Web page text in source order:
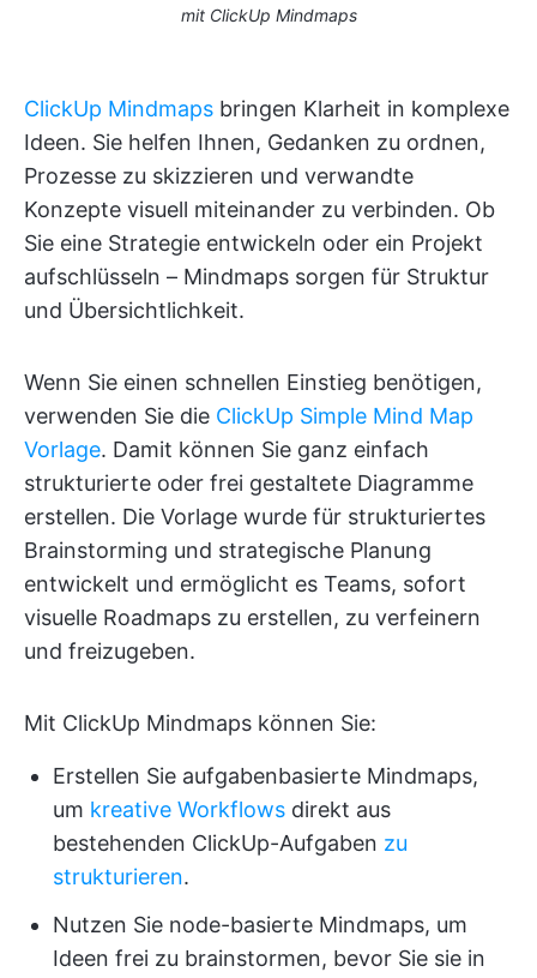
mit ClickUp Mindmaps
ClickUp Mindmaps bringen Klarheit in komplexe
Ideen. Sie helfen Ihnen, Gedanken zu ordnen,
Prozesse zu skizzieren und verwandte
Konzepte visuell miteinander zu verbinden. Ob
Sie eine Strategie entwickeln oder ein Projekt
aufschlüsseln – Mindmaps sorgen für Struktur
und Übersichtlichkeit.
Wenn Sie einen schnellen Einstieg benötigen,
verwenden Sie die ClickUp Simple Mind Map
Vorlage. Damit können Sie ganz einfach
strukturierte oder frei gestaltete Diagramme
erstellen. Die Vorlage wurde für strukturiertes
Brainstorming und strategische Planung
entwickelt und ermöglicht es Teams, sofort
visuelle Roadmaps zu erstellen, zu verfeinern
und freizugeben.
Mit ClickUp Mindmaps können Sie:
Erstellen Sie aufgabenbasierte Mindmaps,
um kreative Workflows direkt aus
bestehenden ClickUp-Aufgaben zu
strukturieren.
Nutzen Sie node-basierte Mindmaps, um
Ideen frei zu brainstormen, bevor Sie sie in